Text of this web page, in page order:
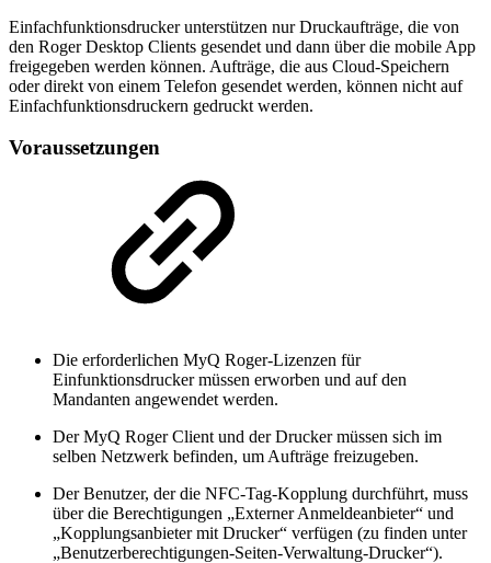
Einfachfunktionsdrucker unterstützen nur Druckaufträge, die von
den Roger Desktop Clients gesendet und dann über die mobile App
freigegeben werden können. Aufträge, die aus Cloud-Speichern
oder direkt von einem Telefon gesendet werden, können nicht auf
Einfachfunktionsdruckern gedruckt werden.
Voraussetzungen
Die erforderlichen MyQ Roger-Lizenzen für
Einfunktionsdrucker müssen erworben und auf den
Mandanten angewendet werden.
Der MyQ Roger Client und der Drucker müssen sich im
selben Netzwerk befinden, um Aufträge freizugeben.
Der Benutzer, der die NFC-Tag-Kopplung durchführt, muss
über die Berechtigungen „Externer Anmeldeanbieter“ und
„Kopplungsanbieter mit Drucker“ verfügen (zu finden unter
„Benutzerberechtigungen-Seiten-Verwaltung-Drucker“).